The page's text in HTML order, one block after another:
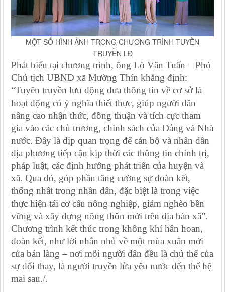
MỘT SỐ HÌNH ẢNH TRONG CHƯƠNG TRÌNH TUYỀN
TRUYỀN LĐ
Phát biểu tại chương trình, ông Lò Văn Tuấn – Phó
Chủ tịch UBND xã Mường Thín khẳng định:
“Tuyên truyền lưu động đưa thông tin về cơ sở là
hoạt động có ý nghĩa thiết thực, giúp người dân
nâng cao nhận thức, đồng thuận và tích cực tham
gia vào các chủ trương, chính sách của Đảng và Nhà
nước. Đây là dịp quan trọng để cán bộ và nhân dân
địa phương tiếp cận kịp thời các thông tin chính trị,
pháp luật, các định hướng phát triển của huyện và
xã. Qua đó, góp phần tăng cường sự đoàn kết,
thống nhất trong nhân dân, đặc biệt là trong việc
thực hiện tái cơ cấu nông nghiệp, giảm nghèo bền
vững và xây dựng nông thôn mới trên địa bàn xã”.
Chương trình kết thúc trong không khí hân hoan,
đoàn kết, như lời nhắn nhủ về một mùa xuân mới
của bản làng – nơi mỗi người dân đều là chủ thể của
sự đổi thay, là người truyền lửa yêu nước đến thế hệ
mai sau./.